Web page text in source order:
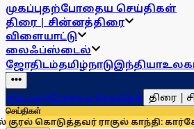
முகப்புதற்போதைய செய்திகள்
திரை | சின்னத்திரை
விளையாட்டு
லைஃப்ஸ்டைல்
ஜோதிடம்தமிழ்நாடுஇந்தியா
முகப்புதற்போதைய செய்திகள் திரை |
செய்திகள்
ராகுல் காந்தி: கார்கே